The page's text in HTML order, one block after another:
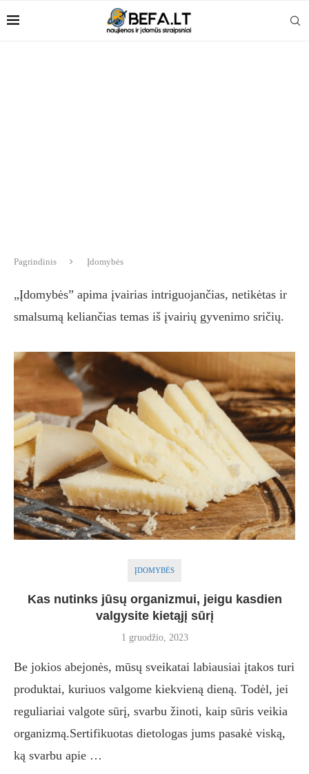
Pagrindinis Įdomybės
„Įdomybės” apima įvairias intriguojančias, netikėtas ir
smalsumą keliančias temas iš įvairių gyvenimo sričių.
ĮDOMYBĖS
Kas nutinks jūsų organizmui, jeigu kasdien
valgysite kietąjį sūrį
1 gruodžio, 2023
Be jokios abejonės, mūsų sveikatai labiausiai įtakos turi
produktai, kuriuos valgome kiekvieną dieną. Todėl, jei
reguliariai valgote sūrį, svarbu žinoti, kaip sūris veikia
organizmą.Sertifikuotas dietologas jums pasakė viską,
ką svarbu apie …